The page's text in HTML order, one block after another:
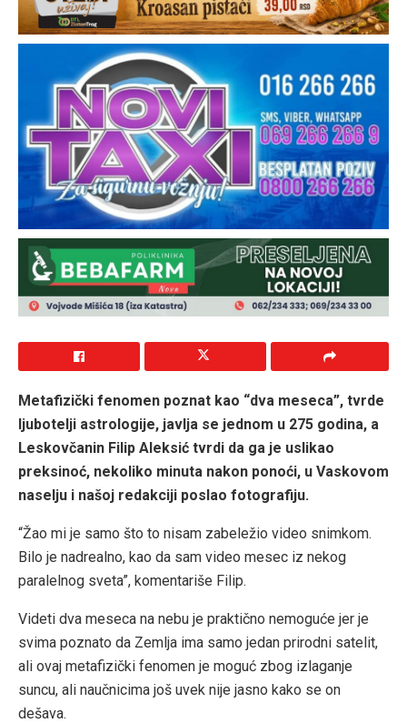
Metafizički fenomen poznat kao “dva meseca”, tvrde
ljubotelji astrologije, javlja se jednom u 275 godina, a
Leskovčanin Filip Aleksić tvrdi da ga je uslikao
preksinoć, nekoliko minuta nakon ponoći, u Vaskovom
naselju i našoj redakciji poslao fotografiju.
“Žao mi je samo što to nisam zabeležio video snimkom.
Bilo je nadrealno, kao da sam video mesec iz nekog
paralelnog sveta”, komentariše Filip.
Videti dva meseca na nebu je praktično nemoguće jer je
svima poznato da Zemlja ima samo jedan prirodni satelit,
ali ovaj metafizički fenomen je moguć zbog izlaganje
suncu, ali naučnicima još uvek nije jasno kako se on
dešava.